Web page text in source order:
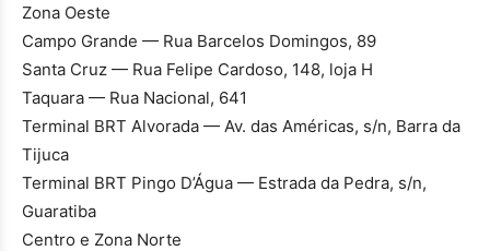
Zona Oeste
Campo Grande — Rua Barcelos Domingos, 89
Santa Cruz — Rua Felipe Cardoso, 148, loja H
Taquara — Rua Nacional, 641
Terminal BRT Alvorada — Av. das Américas, s/n, Barra da
Tijuca
Terminal BRT Pingo D’Água — Estrada da Pedra, s/n,
Guaratiba
Centro e Zona Norte